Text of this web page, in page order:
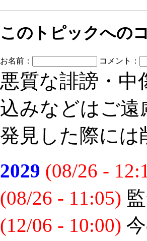
このトピックへの
お名前： コメント：
悪質な誹謗・
込みなどはご
発見した際に
2029 (08/26 -
(08/26 - 11:05)
(12/06 - 10:00)